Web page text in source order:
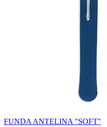
FUNDA ANTELINA "SOFT"